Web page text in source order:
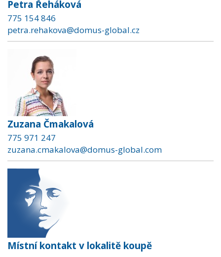
Petra Řeháková
775 154 846
petra.rehakova@domus-global.cz
Zuzana Čmakalová
775 971 247
zuzana.cmakalova@domus-global.com
Místní kontakt v lokalitě koupě